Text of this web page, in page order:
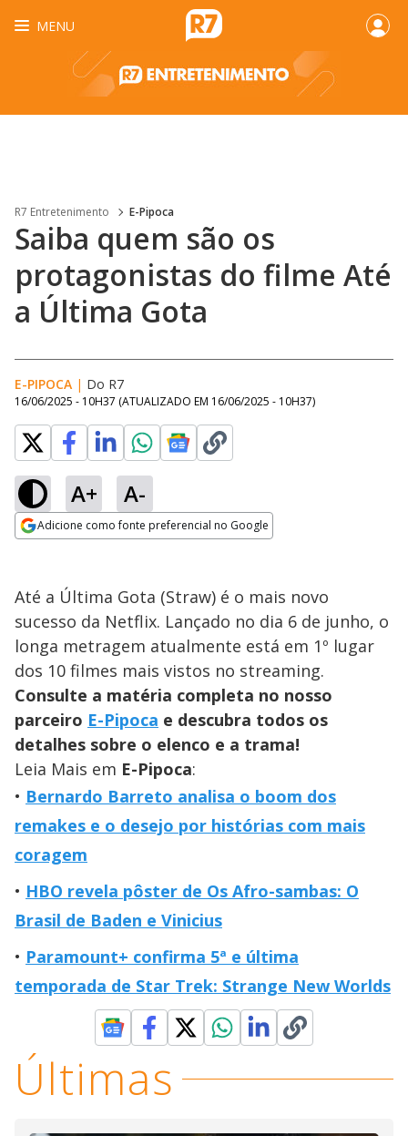
MENU
R7 Entretenimento E-Pipoca
Saiba quem são os
protagonistas do filme Até
a Última Gota
E-PIPOCA | Do R7
16/06/2025 - 10H37 (ATUALIZADO EM 16/06/2025 - 10H37)
A+ A-
Adicione como fonte preferencial no Google
Até a Última Gota (Straw) é o mais novo
sucesso da Netflix. Lançado no dia 6 de junho, o
longa metragem atualmente está em 1º lugar
dos 10 filmes mais vistos no streaming.
Consulte a matéria completa no nosso
parceiro E-Pipoca e descubra todos os
detalhes sobre o elenco e a trama!
Leia Mais em E-Pipoca:
Bernardo Barreto analisa o boom dos
remakes e o desejo por histórias com mais
coragem
HBO revela pôster de Os Afro-sambas: O
Brasil de Baden e Vinicius
Paramount+ confirma 5ª e última
temporada de Star Trek: Strange New Worlds
Últimas